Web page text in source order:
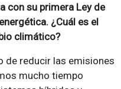
con su primera Ley de
¿Cuál es el
climático?
de reducir las emisiones
mucho tiempo